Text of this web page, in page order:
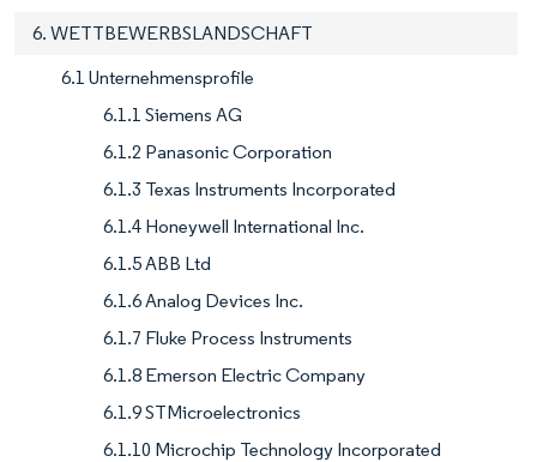
6. WETTBEWERBSLANDSCHAFT
6.1 Unternehmensprofile
6.1.1 Siemens AG
6.1.2 Panasonic Corporation
6.1.3 Texas Instruments Incorporated
6.1.4 Honeywell International Inc.
6.1.5 ABB Ltd
6.1.6 Analog Devices Inc.
6.1.7 Fluke Process Instruments
6.1.8 Emerson Electric Company
6.1.9 STMicroelectronics
6.1.10 Microchip Technology Incorporated